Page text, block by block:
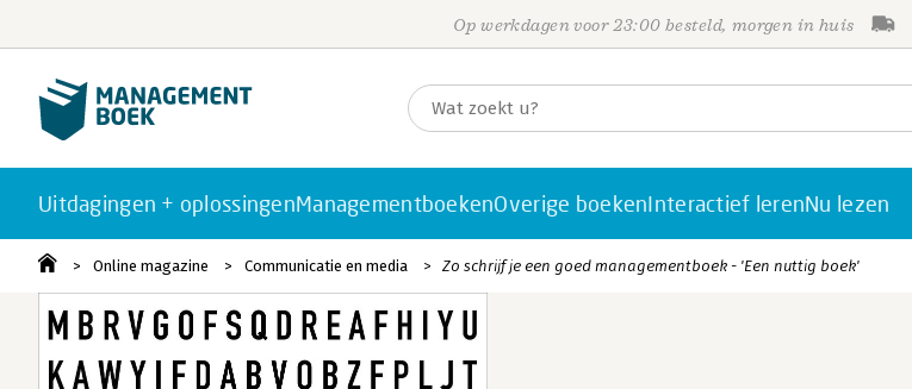
Op werkdagen voor 23:00 besteld, morgen in huis
Uitdagingen + oplossingenManagementboekenOverige boekenInteractief lerenNu lezen
Online magazine Communicatie en media Zo schrijf je een goed managementboek - 'Een nuttig boek'